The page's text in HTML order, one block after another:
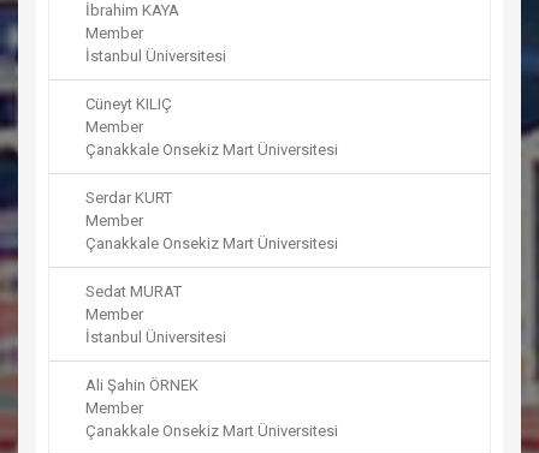
İbrahim KAYA
Member
İstanbul Üniversitesi
Cüneyt KILIÇ
Member
Çanakkale Onsekiz Mart Üniversitesi
Serdar KURT
Member
Çanakkale Onsekiz Mart Üniversitesi
Sedat MURAT
Member
İstanbul Üniversitesi
Ali Şahin ÖRNEK
Member
Çanakkale Onsekiz Mart Üniversitesi